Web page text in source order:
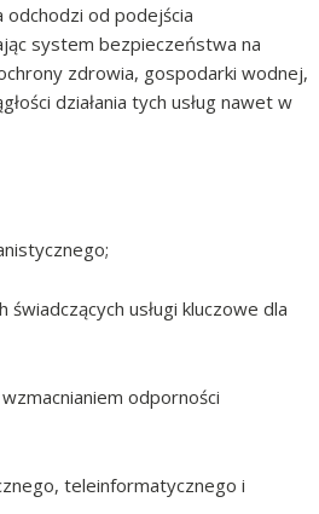
odchodzi od podejścia
system bezpieczeństwa na
zdrowia, gospodarki wodnej,
działania tych usług nawet w
usługi kluczowe dla
odporności
teleinformatycznego i